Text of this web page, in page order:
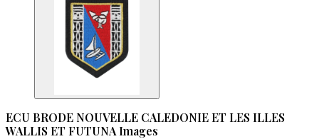
ECU BRODE NOUVELLE CALEDONIE ET LES ILLES
WALLIS ET FUTUNA Images